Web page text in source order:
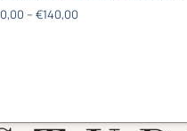
– €140,00